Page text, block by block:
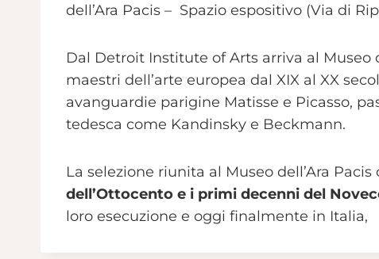
dell’Ara Pacis – Spazio espositivo (Via di
Dal Detroit Institute of Arts arriva al Museo
maestri dell’arte europea dal XIX al XX
avanguardie parigine Matisse e Picasso,
tedesca come Kandinsky e Beckmann.
La selezione riunita al Museo dell’Ara
dell’Ottocento e i primi decenni del
loro esecuzione e oggi finalmente in Italia,